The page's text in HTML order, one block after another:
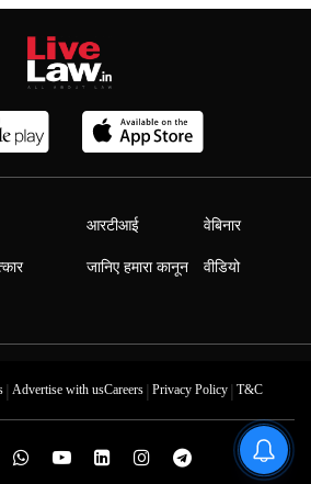
आरटीआई
जानिए हमारा कानून
वेबिनार
वीडियो
| Advertise with usCareers| Privacy Policy| T&C